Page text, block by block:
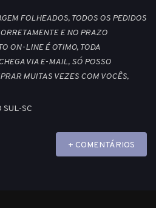
FOLHEADOS, TODOS OS PEDIDOS
E NO PRAZO
ON-LINE É OTIMO, TODA
VIA E-MAIL, SÓ POSSO
MUITAS VEZES COM VOCÊS,
SUL-SC
+ COMENTÁRIOS